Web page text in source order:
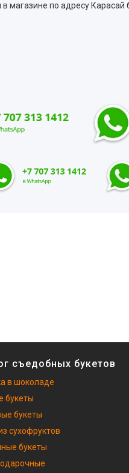
магазине по адресу
съедобных букетов
в шоколаде
букеты
букеты
сухофруктов
букеты